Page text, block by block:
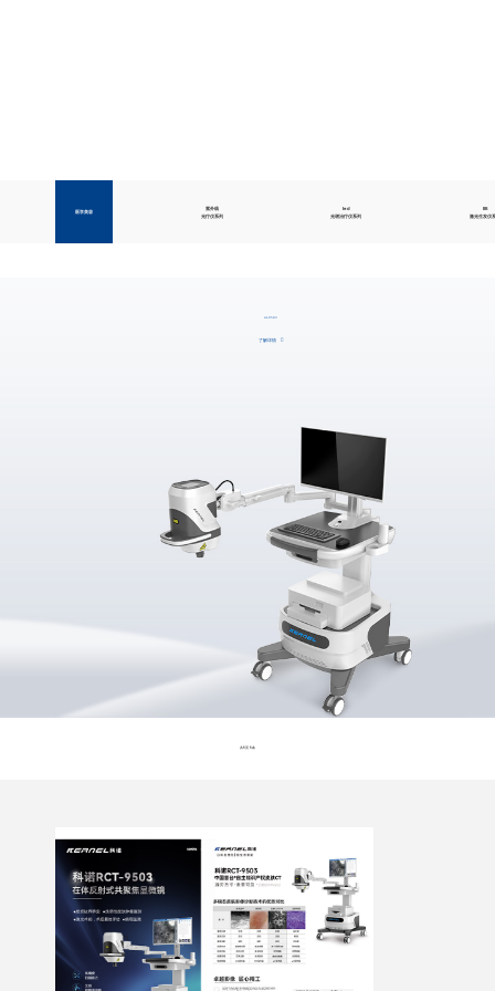
医学美容
紫外线
光疗仪系列
led
光谱治疗仪系列
lllt
激光生发仪
rct-9503
了解详情
共1 页 1条